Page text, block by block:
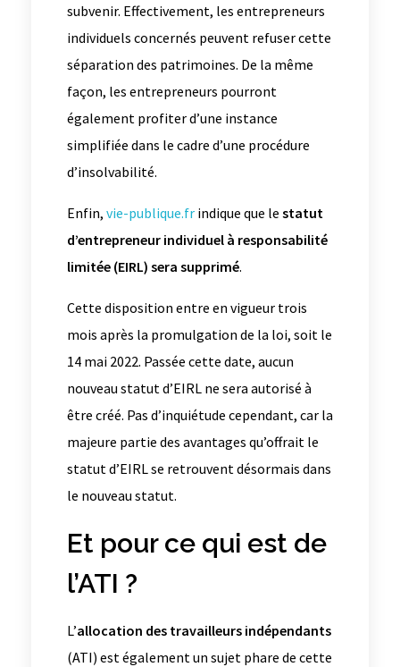
subvenir. Effectivement, les entrepreneurs
individuels concernés peuvent refuser cette
séparation des patrimoines. De la même
façon, les entrepreneurs pourront
également profiter d’une instance
simplifiée dans le cadre d’une procédure
d’insolvabilité.
Enfin, vie-publique.fr indique que le statut
d’entrepreneur individuel à responsabilité
limitée (EIRL) sera supprimé.
Cette disposition entre en vigueur trois
mois après la promulgation de la loi, soit le
14 mai 2022. Passée cette date, aucun
nouveau statut d’EIRL ne sera autorisé à
être créé. Pas d’inquiétude cependant, car la
majeure partie des avantages qu’offrait le
statut d’EIRL se retrouvent désormais dans
le nouveau statut.
Et pour ce qui est de
l’ATI ?
L’allocation des travailleurs indépendants
(ATI) est également un sujet phare de cette